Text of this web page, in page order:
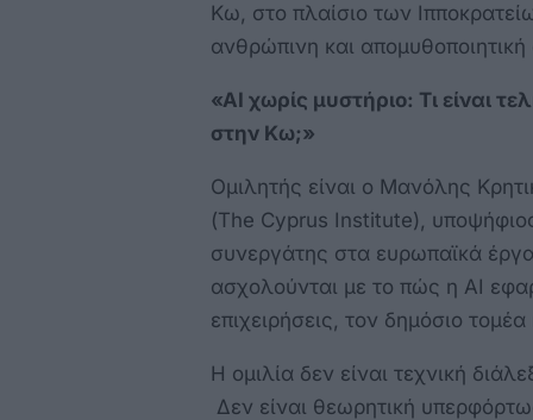
Κω, στο πλαίσιο των
ανθρώπινη και
«AI χωρίς μυστήριο: Τι είναι
στην Κω;»
Ομιλητής είναι ο Μανόλης
(The Cyprus Institute),
συνεργάτης στα ευρωπαϊκά
ασχολούνται με το πώς η AI
επιχειρήσεις, τον δημόσιο
Η ομιλία δεν είναι τεχνική
Δεν είναι θεωρητική